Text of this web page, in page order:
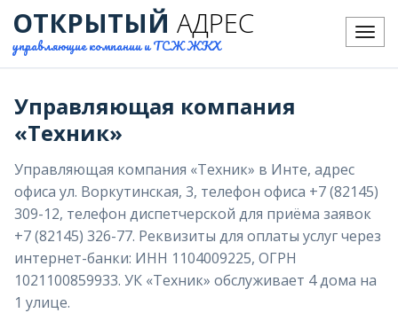
Меню
ОТКРЫТЫЙ АДРЕС
управляющие компании и ТСЖ ЖКХ
Управляющая компания
«Техник»
Управляющая компания «Техник» в Инте, адрес
офиса ул. Воркутинская, 3, телефон офиса +7 (82145)
309-12, телефон диспетчерской для приёма заявок
+7 (82145) 326-77. Реквизиты для оплаты услуг через
интернет-банки: ИНН 1104009225, ОГРН
1021100859933. УК «Техник» обслуживает 4 дома на
1 улице.